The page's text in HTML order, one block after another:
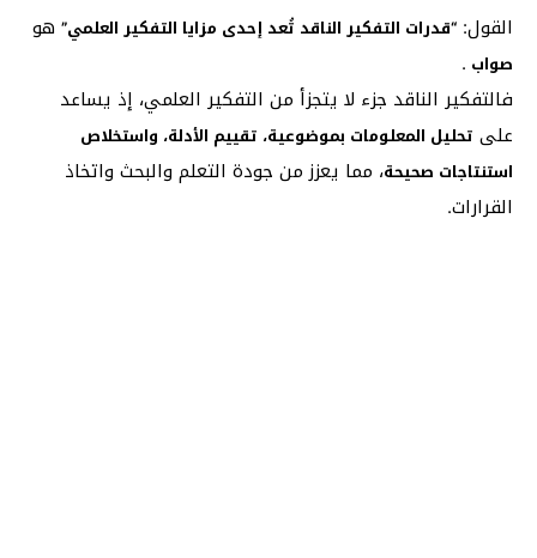
القول: “قدرات التفكير الناقد تُعد إحدى مزايا التفكير العلمي” هو
صواب .
فالتفكير الناقد جزء لا يتجزأ من التفكير العلمي، إذ يساعد
على تحليل المعلومات بموضوعية، تقييم الأدلة، واستخلاص
استنتاجات صحيحة، مما يعزز من جودة التعلم والبحث واتخاذ
القرارات.